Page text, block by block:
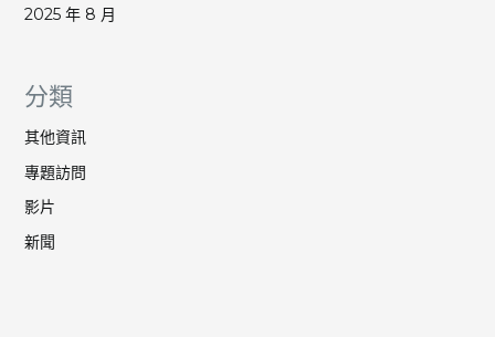
2025 年 8 月
分類
其他資訊
專題訪問
影片
新聞